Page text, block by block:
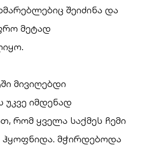
შეიძინა და
მეტად
მივიღებდი
იმდენად
რომ ყველა საქმეს ჩემი
ჰყოფნიდა. მჭირდებოდა